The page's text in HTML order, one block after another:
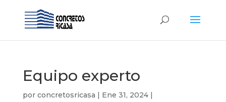
Equipo experto
por concretosricasa | Ene 31, 2024|